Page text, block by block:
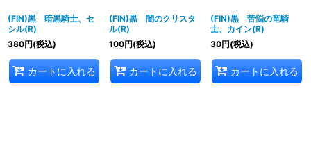
(FIN)黒 暗黒騎士、セ
シル(R)
380円(税込)
カートに入れる
(FIN)黒 闇のクリスタ
ル(R)
100円(税込)
カートに入れる
(FIN)黒 苦悩の竜騎
士、カイン(R)
30円(税込)
カートに入れる